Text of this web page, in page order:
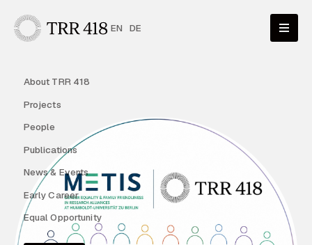
EN DE
About TRR 418
Projects
People
Publications
News & Events
Early Career
Equal Opportunity